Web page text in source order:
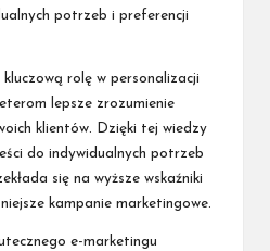
potrzeb i preferencji
rolę w personalizacji
lepsze zrozumienie
klientów. Dzięki tej wiedzy
do indywidualnych potrzeb
się na wyższe wskaźniki
kampanie marketingowe.
e-marketingu